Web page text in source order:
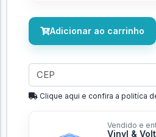
Adicionar ao carrinho
Clique aqui e confira a politíca
Vendido e
Vinyl & Volt